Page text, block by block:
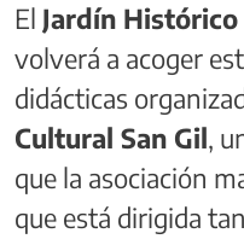
El Jardín
volverá a acoger
didácticas
Cultural San Gil,
que la asociación
que está dirigida